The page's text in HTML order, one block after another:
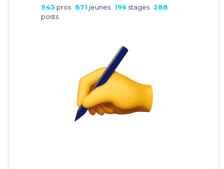
943 pros 871 jeunes 196 stages 288
posts